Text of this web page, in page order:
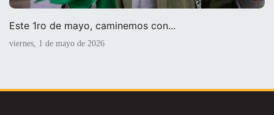
Este 1ro de mayo, caminemos con...
viernes, 1 de mayo de 2026